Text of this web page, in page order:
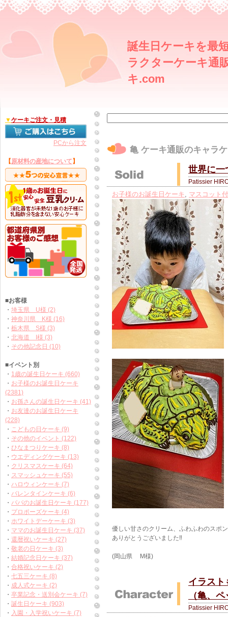
誕生日ケーキを最
ラクターケーキ通
キ.com
亀 ケーキ通販のキャラ
世界に一
Patissier
お子様のお誕生日ケーキ, マスコット
優しい甘さのクリーム、ふわふわのスポ
ありがとうございました‼︎
(岡山県 M様)
イラスト
（亀、
Patissier
▼ケーキご注文・見積
PCから注文
【原材料の産地について 】
■お客様
・ 埼玉県 U様 (2)
・ 神奈川県 K様 (16)
・ 栃木県 S様 (3)
・ 北海道 I様 (3)
・ その他記念日 (10)
■イベント別
・ 1歳の誕生日ケーキ (660)
・ お子様のお誕生日ケーキ
(2381)
・ お孫さんの誕生日ケーキ (41)
・ お友達のお誕生日ケーキ
(228)
・ こどもの日ケーキ (9)
・ その他のイベント (122)
・ ひなまつりケーキ (8)
・ ウエディングケーキ (13)
・ クリスマスケーキ (64)
・ スマッシュケーキ (55)
・ ハロウィンケーキ (7)
・ バレンタインケーキ (6)
・ パパのお誕生日ケーキ (177)
・ プロポーズケーキ (4)
・ ホワイトデーケーキ (3)
・ ママのお誕生日ケーキ (37)
・ 還暦祝いケーキ (27)
・ 敬老の日ケーキ (3)
・ 結婚記念日ケーキ (37)
・ 合格祝いケーキ (2)
・ 七五三ケーキ (8)
・ 成人式ケーキ (2)
・ 卒業記念・送別会ケーキ (7)
・ 誕生日ケーキ (903)
・ 入園・入学祝いケーキ (7)